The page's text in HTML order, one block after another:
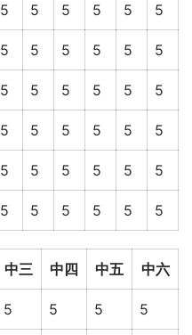
5 5 5 5 5 5
5 5 5 5 5 5
5 5 5 5 5 5
5 5 5 5 5 5
5 5 5 5 5 5
5 5 5 5 5 5
中三 中四 中五 中六
5 5 5 5